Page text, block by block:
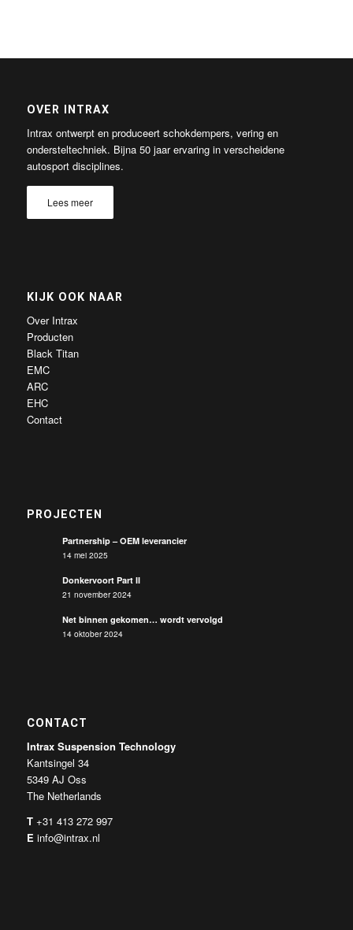
OVER INTRAX
Intrax ontwerpt en produceert schokdempers, vering en
ondersteltechniek. Bijna 50 jaar ervaring in verscheidene
autosport disciplines.
Lees meer
KIJK OOK NAAR
Over Intrax
Producten
Black Titan
EMC
ARC
EHC
Contact
PROJECTEN
Partnership – OEM leverancier
14 mei 2025
Donkervoort Part II
21 november 2024
Net binnen gekomen… wordt vervolgd
14 oktober 2024
CONTACT
Intrax Suspension Technology
Kantsingel 34
5349 AJ Oss
The Netherlands
T +31 413 272 997
E info@intrax.nl